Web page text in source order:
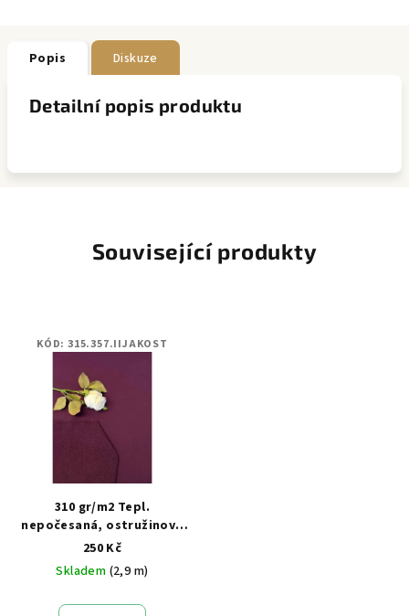
Popis Diskuze
Detailní popis produktu
Související produkty
310 gr/m2 Tepl.
nepočesaná, ostružinové
víno jednobarevná - II.
jakost
250 Kč
Skladem (2,9 m)
KÓD:315.357.IIJAKOST